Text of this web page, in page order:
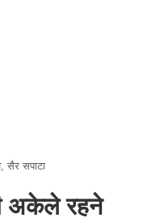
सैर सपाटा
अकेले रहने